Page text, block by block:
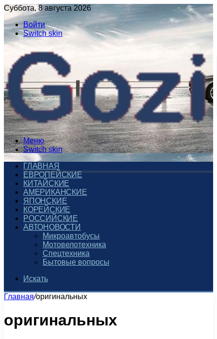
Суббота, 8 августа 2026
Войти
Switch skin
Меню
Switch skin
ГЛАВНАЯ
ЕВРОПЕЙСКИЕ
КИТАЙСКИЕ
АМЕРИКАНСКИЕ
ЯПОНСКИЕ
КОРЕЙСКИЕ
РОССИЙСКИЕ
АВТОНОВОСТИ
Микроавтобусы
Мотовелотехника
Спецтехника
Бытовые вопросы
Искать
Главная/оригинальных
оригинальных